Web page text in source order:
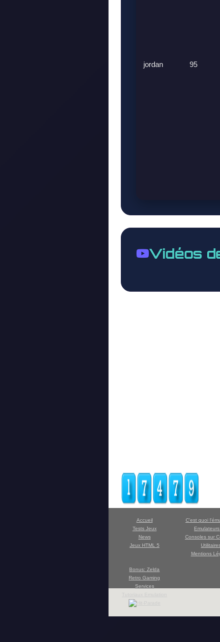
jordan 95
Vidéos
Accueil
Tests Jeux
News
Jeux HTML 5
C'est quoi
Consoles sur
Mentions
Bonus: Zelda
Retro Gaming
Services